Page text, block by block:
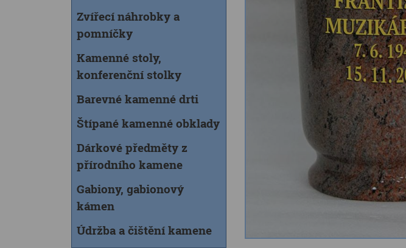
Zvířecí náhrobky a
pomníčky
Kamenné stoly,
konferenční stolky
Barevné kamenné drti
Štípané kamenné obklady
Dárkové předměty z
přírodního kamene
Gabiony, gabionový
kámen
Údržba a čištění kamene